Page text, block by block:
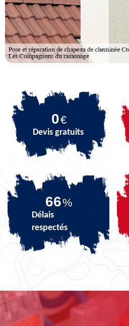
0€
Devis gratuits
81%
Délais
respectés